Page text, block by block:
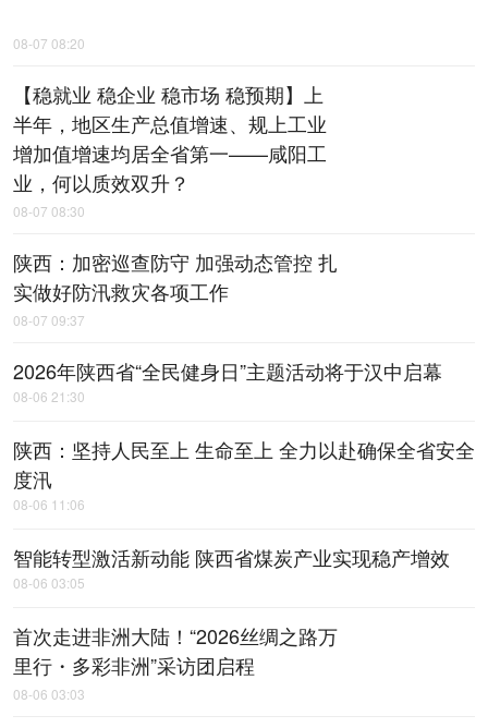
08-07 08:20
【稳就业 稳企业 稳市场 稳预期】上
半年，地区生产总值增速、规上工业
增加值增速均居全省第一——咸阳工
业，何以质效双升？
08-07 08:30
陕西：加密巡查防守 加强动态管控 扎
实做好防汛救灾各项工作
08-07 09:37
2026年陕西省“全民健身日”主题活动将于汉中启幕
08-06 21:30
陕西：坚持人民至上 生命至上 全力以赴确保全省安全
度汛
08-06 11:06
智能转型激活新动能 陕西省煤炭产业实现稳产增效
08-06 03:05
首次走进非洲大陆！“2026丝绸之路万
里行・多彩非洲”采访团启程
08-06 03:03